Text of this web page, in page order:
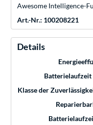
Awesome Intelligence-
Art.-Nr.: 100208221
Details
Klasse der